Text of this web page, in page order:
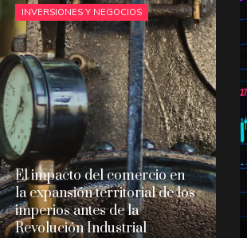
INVERSIONES Y NEGOCIOS
El impacto del comercio en
la expansión territorial de los
imperios antes de la
Revolución Industrial